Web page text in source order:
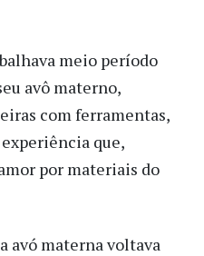
meio período
avô materno,
com ferramentas,
experiência que,
por materiais do
avó materna voltava